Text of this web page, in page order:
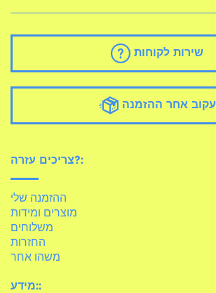
שירות לקוחות
עקוב אחר ההזמנה
צריכים עזרה?:
ההזמנה שלי
מוצרים ומידות
משלוחים
החזרות
משהו אחר
מידע::